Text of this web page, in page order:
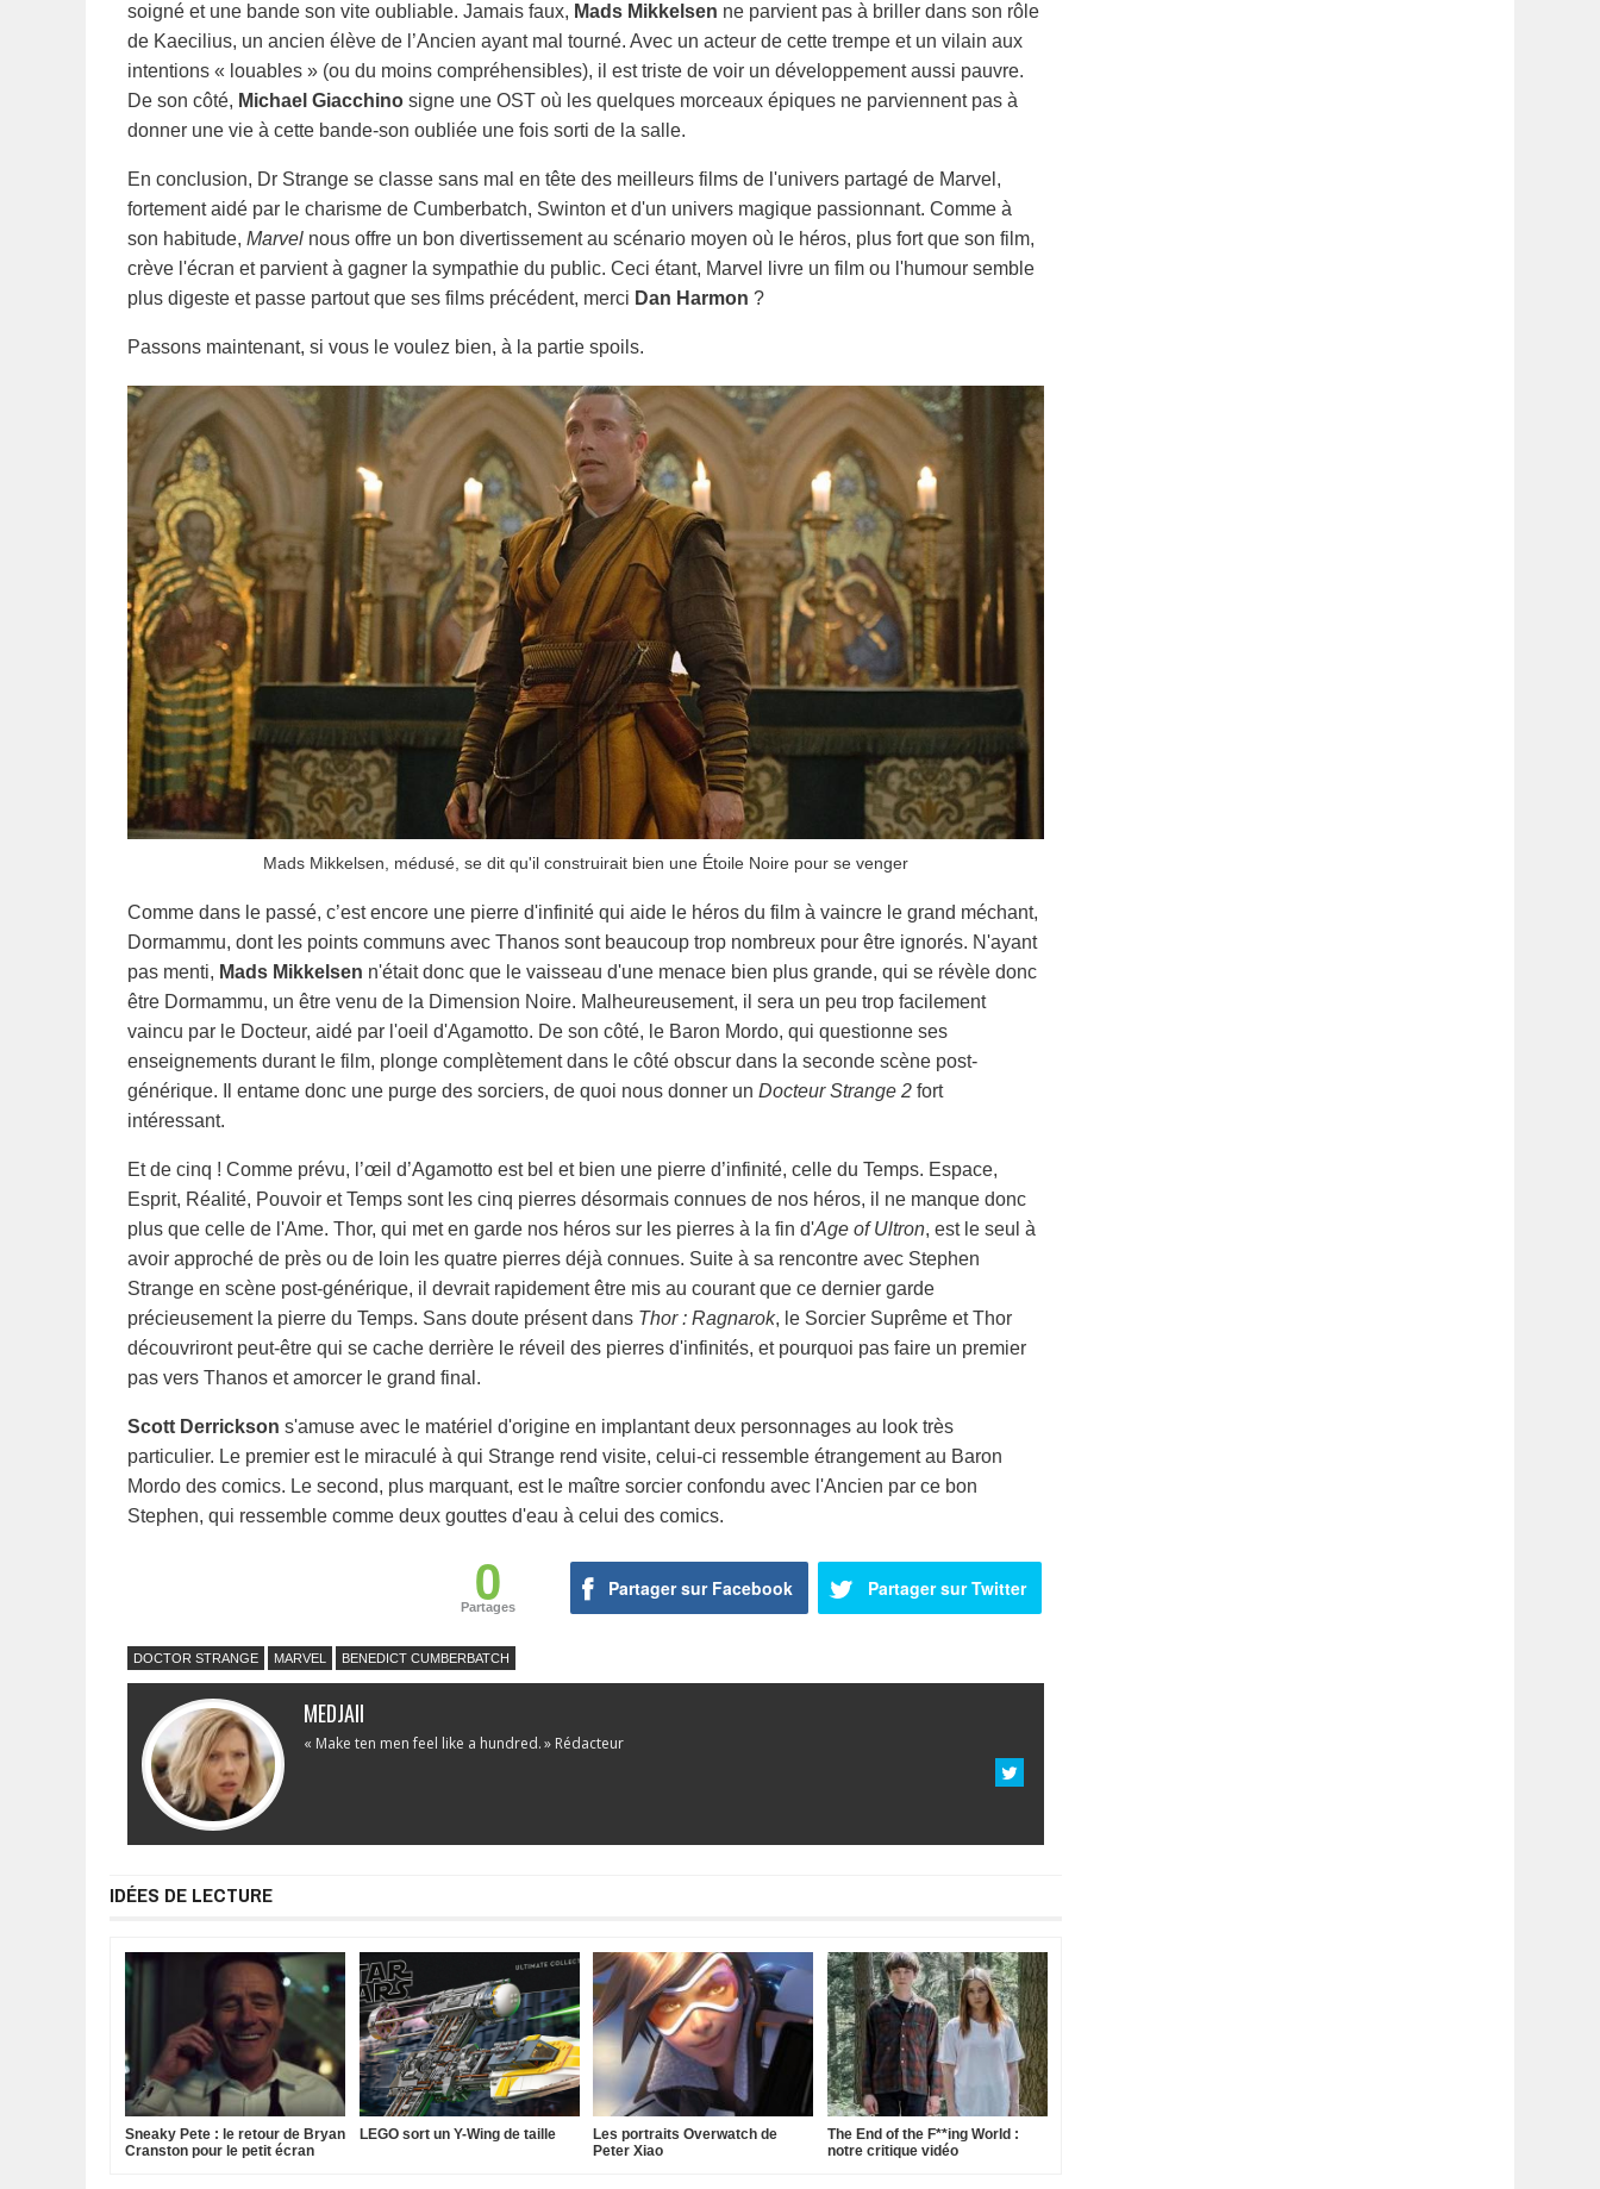
soigné et une bande son vite oubliable. Jamais faux, Mads Mikkelsen ne parvient pas à briller dans son rôle
de Kaecilius, un ancien élève de l’Ancien ayant mal tourné. Avec un acteur de cette trempe et un vilain aux
intentions « louables » (ou du moins compréhensibles), il est triste de voir un développement aussi pauvre.
De son côté, Michael Giacchino signe une OST où les quelques morceaux épiques ne parviennent pas à
donner une vie à cette bande-son oubliée une fois sorti de la salle.
En conclusion, Dr Strange se classe sans mal en tête des meilleurs films de l'univers partagé de Marvel,
fortement aidé par le charisme de Cumberbatch, Swinton et d'un univers magique passionnant. Comme à
son habitude, Marvel nous offre un bon divertissement au scénario moyen où le héros, plus fort que son film,
crève l'écran et parvient à gagner la sympathie du public. Ceci étant, Marvel livre un film ou l'humour semble
plus digeste et passe partout que ses films précédent, merci Dan Harmon ?
Passons maintenant, si vous le voulez bien, à la partie spoils.
Mads Mikkelsen, médusé, se dit qu'il construirait bien une Étoile Noire pour se venger
Comme dans le passé, c’est encore une pierre d'infinité qui aide le héros du film à vaincre le grand méchant,
Dormammu, dont les points communs avec Thanos sont beaucoup trop nombreux pour être ignorés. N'ayant
pas menti, Mads Mikkelsen n'était donc que le vaisseau d'une menace bien plus grande, qui se révèle donc
être Dormammu, un être venu de la Dimension Noire. Malheureusement, il sera un peu trop facilement
vaincu par le Docteur, aidé par l'oeil d'Agamotto. De son côté, le Baron Mordo, qui questionne ses
enseignements durant le film, plonge complètement dans le côté obscur dans la seconde scène post-
générique. Il entame donc une purge des sorciers, de quoi nous donner un Docteur Strange 2 fort
intéressant.
Et de cinq ! Comme prévu, l’œil d’Agamotto est bel et bien une pierre d’infinité, celle du Temps. Espace,
Esprit, Réalité, Pouvoir et Temps sont les cinq pierres désormais connues de nos héros, il ne manque donc
plus que celle de l'Ame. Thor, qui met en garde nos héros sur les pierres à la fin d'Age of Ultron, est le seul à
avoir approché de près ou de loin les quatre pierres déjà connues. Suite à sa rencontre avec Stephen
Strange en scène post-générique, il devrait rapidement être mis au courant que ce dernier garde
précieusement la pierre du Temps. Sans doute présent dans Thor : Ragnarok, le Sorcier Suprême et Thor
découvriront peut-être qui se cache derrière le réveil des pierres d'infinités, et pourquoi pas faire un premier
pas vers Thanos et amorcer le grand final.
Scott Derrickson s'amuse avec le matériel d'origine en implantant deux personnages au look très
particulier. Le premier est le miraculé à qui Strange rend visite, celui-ci ressemble étrangement au Baron
Mordo des comics. Le second, plus marquant, est le maître sorcier confondu avec l'Ancien par ce bon
Stephen, qui ressemble comme deux gouttes d'eau à celui des comics.
0
Partages
Partager sur Facebook Partager sur Twitter
DOCTOR STRANGE MARVEL BENEDICT CUMBERBATCH
MEDJAII
« Make ten men feel like a hundred. » Rédacteur
IDÉES DE LECTURE
Sneaky Pete : le retour de Bryan
Cranston pour le petit écran
LEGO sort un Y-Wing de taille
Les portraits Overwatch de
Peter Xiao
The End of the F**ing World :
notre critique vidéo